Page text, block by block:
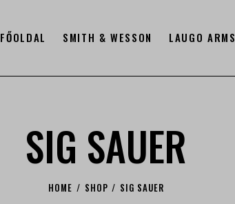
FŐOLDAL SMITH & WESSON LAUGO ARMS
SIG SAUER
HOME SHOP SIG SAUER